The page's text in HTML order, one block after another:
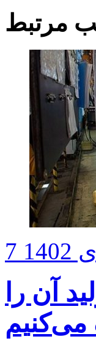
مرتبط
آن را